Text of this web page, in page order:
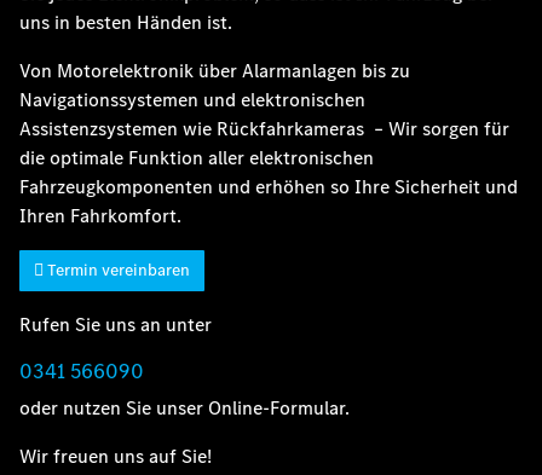
uns in besten Händen ist.
Von Motorelektronik über Alarmanlagen bis zu
Navigationssystemen und elektronischen
Assistenzsystemen wie Rückfahrkameras – Wir sorgen für
die optimale Funktion aller elektronischen
Fahrzeugkomponenten und erhöhen so Ihre Sicherheit und
Ihren Fahrkomfort.
Termin vereinbaren
Rufen Sie uns an unter
0341 566090
oder nutzen Sie unser Online-Formular.
Wir freuen uns auf Sie!